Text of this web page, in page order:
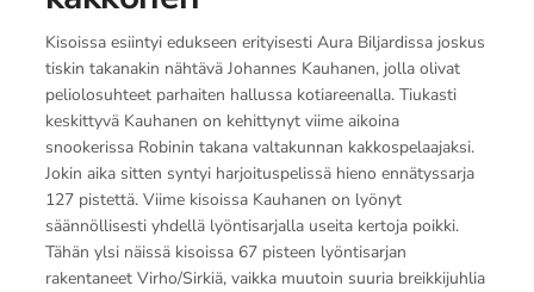
Kisoissa esiintyi edukseen erityisesti Aura Biljardissa joskus
tiskin takanakin nähtävä Johannes Kauhanen, jolla olivat
peliolosuhteet parhaiten hallussa kotiareenalla. Tiukasti
keskittyvä Kauhanen on kehittynyt viime aikoina
snookerissa Robinin takana valtakunnan kakkospelaajaksi.
Jokin aika sitten syntyi harjoituspelissä hieno ennätyssarja
127 pistettä. Viime kisoissa Kauhanen on lyönyt
säännöllisesti yhdellä lyöntisarjalla useita kertoja poikki.
Tähän ylsi näissä kisoissa 67 pisteen lyöntisarjan
rakentaneet Virho/Sirkiä, vaikka muutoin suuria breikkijuhlia